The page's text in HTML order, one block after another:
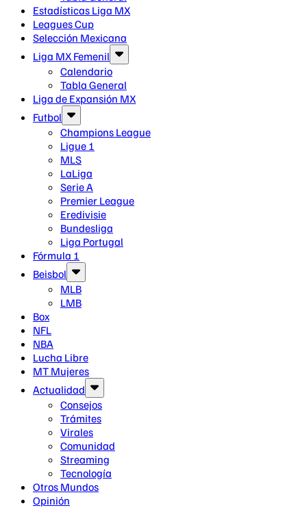
Estadísticas Liga MX
Leagues Cup
Selección Mexicana
Liga MX Femenil
Calendario
Tabla General
Liga de Expansión MX
Futbol
Champions League
Ligue 1
MLS
LaLiga
Serie A
Premier League
Eredivisie
Bundesliga
Liga Portugal
Fórmula 1
Beisbol
MLB
LMB
Box
NFL
NBA
Lucha Libre
MT Mujeres
Actualidad
Consejos
Trámites
Virales
Comunidad
Streaming
Tecnología
Otros Mundos
Opinión